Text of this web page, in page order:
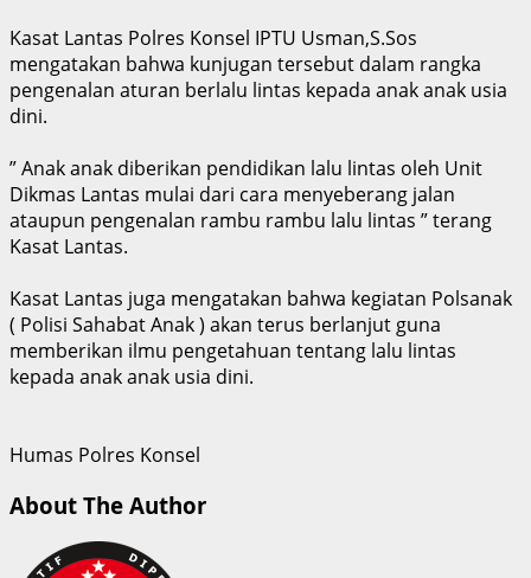
Kasat Lantas Polres Konsel IPTU Usman,S.Sos
mengatakan bahwa kunjugan tersebut dalam rangka
pengenalan aturan berlalu lintas kepada anak anak usia
dini.
” Anak anak diberikan pendidikan lalu lintas oleh Unit
Dikmas Lantas mulai dari cara menyeberang jalan
ataupun pengenalan rambu rambu lalu lintas ” terang
Kasat Lantas.
Kasat Lantas juga mengatakan bahwa kegiatan Polsanak
( Polisi Sahabat Anak ) akan terus berlanjut guna
memberikan ilmu pengetahuan tentang lalu lintas
kepada anak anak usia dini.
Humas Polres Konsel
About The Author